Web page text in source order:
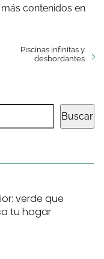
contenidos en
Piscinas infinitas y
desbordantes
Buscar
verde que
tu hogar